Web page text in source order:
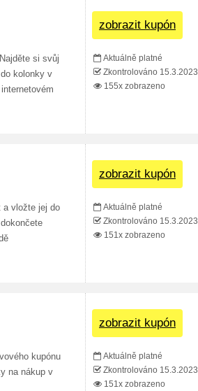
si svůj
kolonky v
zobrazit kupón
Aktuálně platné
Zkontrolováno 15.3.2023
155x zobrazeno
a vložte jej do
zobrazit kupón
Aktuálně platné
Zkontrolováno 15.3.2023
151x zobrazeno
kupónu
na nákup v
zobrazit kupón
Aktuálně platné
Zkontrolováno 15.3.2023
151x zobrazeno